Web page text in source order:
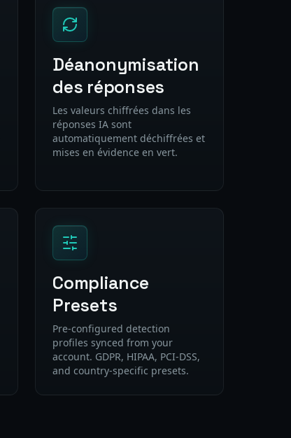
Déanonymisation
des réponses
Les valeurs chiffrées dans les
réponses IA sont
automatiquement déchiffrées et
mises en évidence en vert.
Compliance
Presets
Pre-configured detection
profiles synced from your
account. GDPR, HIPAA, PCI-DSS,
and country-specific presets.